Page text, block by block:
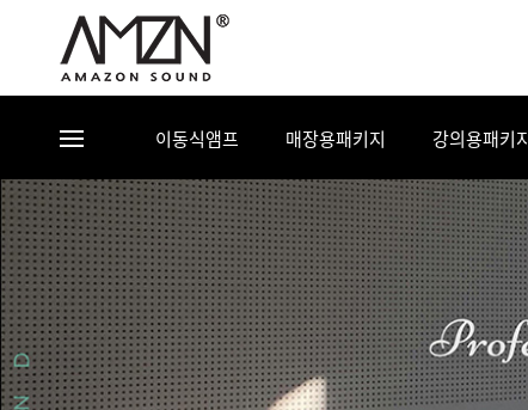
이동식앰프 매장용패키지 강의용패키